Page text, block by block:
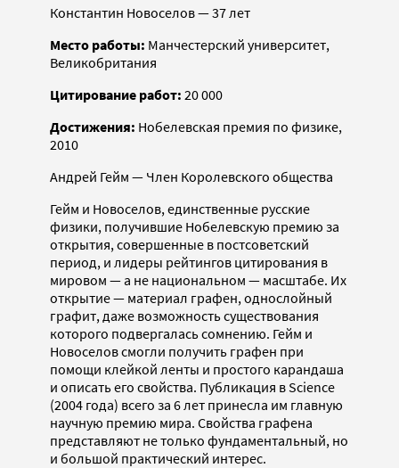
Константин Новоселов — 37 лет
Место работы: Манчестерский университет,
Великобритания
Цитирование работ: 20 000
Достижения: Нобелевская премия по физике,
2010
Андрей Гейм — Член Королевского общества
Гейм и Новоселов, единственные русские
физики, получившие Нобелевскую премию за
открытия, совершенные в постсоветский
период, и лидеры рейтингов цитирования в
мировом — а не национальном — масштабе. Их
открытие — материал графен, однослойный
графит, даже возможность существования
которого подвергалась сомнению. Гейм и
Новоселов смогли получить графен при
помощи клейкой ленты и простого карандаша
и описать его свойства. Публикация в Science
(2004 года) всего за 6 лет принесла им главную
научную премию мира. Свойства графена
представляют не только фундаментальный, но
и большой практический интерес.